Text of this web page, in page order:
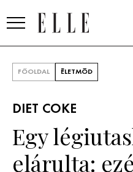
SZÉPSÉG
FŐOLDAL ÉLETMÓD
DIET COKE
Egy
elárulta: